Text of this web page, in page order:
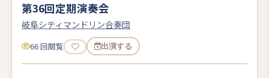
第36回定期演奏会
岐阜シティマンドリン合奏団
66 回閲覧 出演する